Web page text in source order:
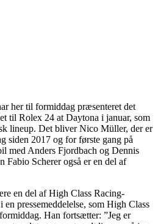
her til formiddag præsenteret det
til Rolex 24 at Daytona i januar, som
lineup. Det bliver Nico Müller, der er
siden 2017 og for første gang på
med Anders Fjordbach og Dennis
Fabio Scherer også er en del af
en del af High Class Racing-
pressemeddelelse, som High Class
Han fortsætter: ”Jeg er